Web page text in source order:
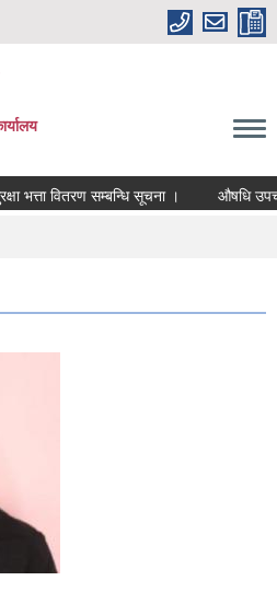
भत्ता वितरण सम्बन्धि सूचना । औषधि उपचार